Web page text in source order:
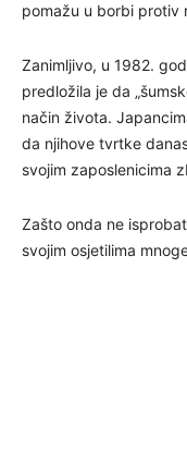
pomažu u borbi protiv
Zanimljivo, u 1982.
predložila je da
način života.
da njihove tvrtke
svojim zaposlenicima
Zašto onda ne
svojim osjetilima